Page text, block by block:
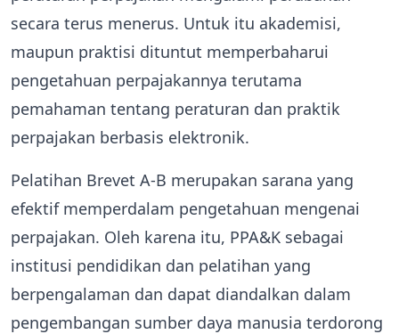
secara terus menerus. Untuk itu akademisi,
maupun praktisi dituntut memperbaharui
pengetahuan perpajakannya terutama
pemahaman tentang peraturan dan praktik
perpajakan berbasis elektronik.
Pelatihan Brevet A-B merupakan sarana yang
efektif memperdalam pengetahuan mengenai
perpajakan. Oleh karena itu, PPA&K sebagai
institusi pendidikan dan pelatihan yang
berpengalaman dan dapat diandalkan dalam
pengembangan sumber daya manusia terdorong